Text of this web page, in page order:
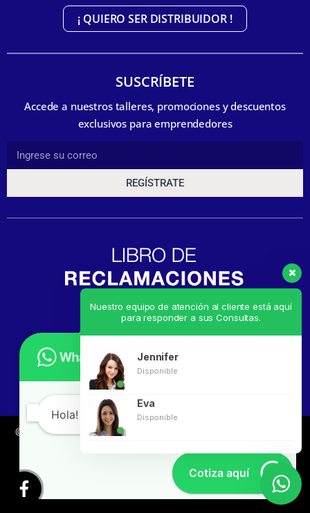
¡ QUIERO SER DISTRIBUIDOR !
SUSCRÍBETE
Accede a nuestros talleres, promociones y descuentos
exclusivos para emprendedores
REGÍSTRATE
© ICE RIKKOTodos los derechos reservados. Desarrollado
Linkgud.com
Nuestro equipo de atención al cliente está aquí
para responder a sus Consultas.
Jennifer
Disponible
Eva
Disponible
Hola! en que te puedo ayudar?
Cotiza aquí